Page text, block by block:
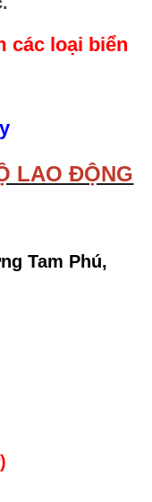
các loại biển
LAO ĐỘNG
Tam Phú,